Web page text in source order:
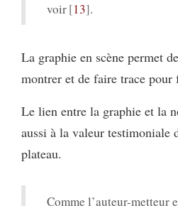
voir 13 .
La graphie en scène permet
montrer et de faire trace pour
Le lien entre la graphie et la
aussi à la valeur testimoniale
plateau.
Comme l’auteur-metteur